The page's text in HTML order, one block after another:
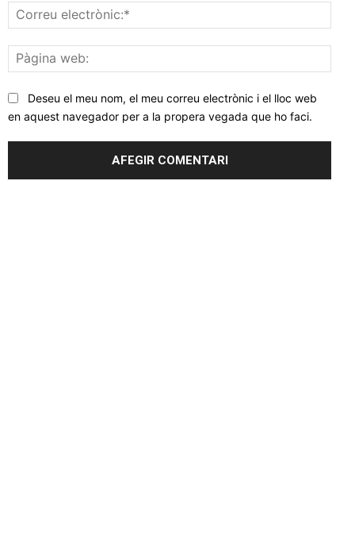
web:
Deseu el meu nom, el meu correu electrònic i el lloc web
en aquest navegador per a la propera vegada que ho faci.